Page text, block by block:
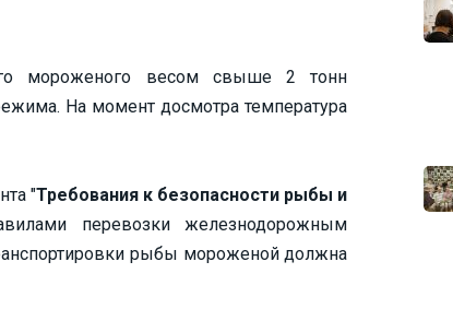
мороженого весом свыше 2 тонн
На момент досмотра температура
"Требования к безопасности рыбы и
перевозки железнодорожным
рыбы мороженой должна